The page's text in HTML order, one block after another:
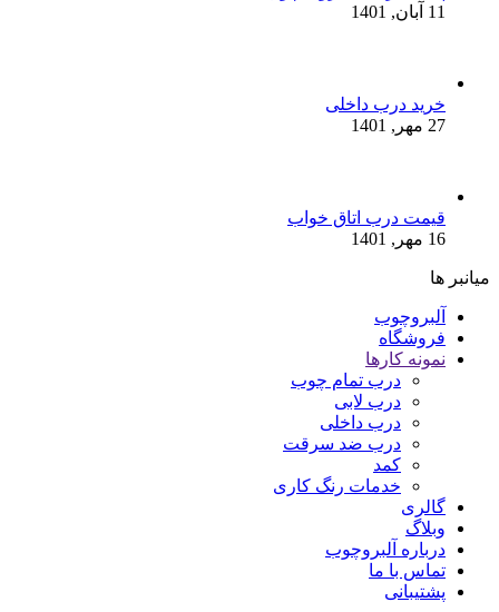
11 آبان, 1401
خرید درب داخلی
27 مهر, 1401
قیمت درب اتاق خواب
16 مهر, 1401
میانبر ها
آلبروچوب
فروشگاه
نمونه کارها
درب تمام چوب
درب لابی
درب داخلی
درب ضد سرقت
کمد
خدمات رنگ کاری
گالری
وبلاگ
درباره آلبروچوب
تماس با ما
پشتیبانی